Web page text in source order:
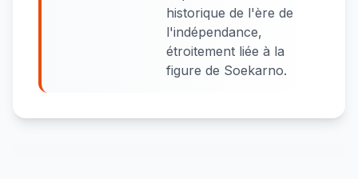
historique de l'ère de
l'indépendance,
étroitement liée à la
figure de Soekarno.